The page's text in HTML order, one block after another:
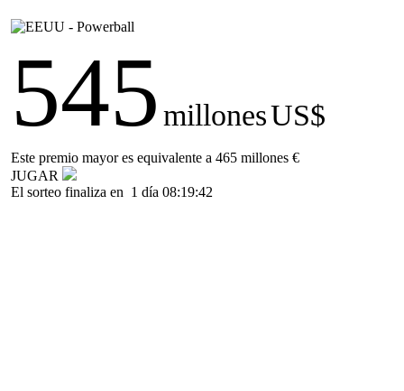
545 millonesUS$
Este premio mayor es equivalente a 465 millones €
JUGAR
El sorteo finaliza en 1 día 08:19:42